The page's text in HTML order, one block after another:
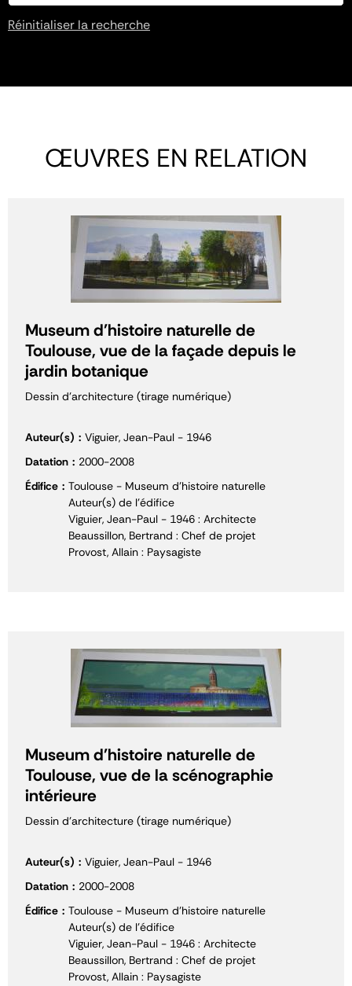
Réinitialiser la recherche
ŒUVRES EN RELATION
Museum d'histoire naturelle de
Toulouse, vue de la façade depuis le
jardin botanique
Dessin d'architecture (tirage numérique)
Auteur(s)
Viguier, Jean-Paul - 1946
Datation
2000-2008
Édifice
Toulouse - Museum d'histoire naturelle
Auteur(s) de l'édifice
Viguier, Jean-Paul - 1946 : Architecte
Beaussillon, Bertrand : Chef de projet
Provost, Allain : Paysagiste
Museum d'histoire naturelle de
Toulouse, vue de la scénographie
intérieure
Dessin d'architecture (tirage numérique)
Auteur(s)
Viguier, Jean-Paul - 1946
Datation
2000-2008
Édifice
Toulouse - Museum d'histoire naturelle
Auteur(s) de l'édifice
Viguier, Jean-Paul - 1946 : Architecte
Beaussillon, Bertrand : Chef de projet
Provost, Allain : Paysagiste